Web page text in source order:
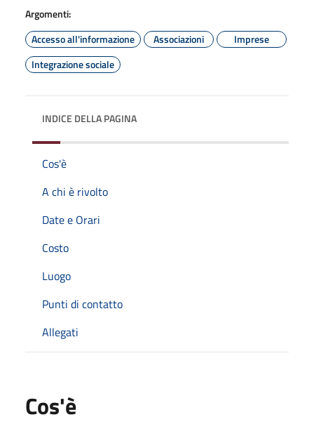
Argomenti:
Accesso all'informazione
Associazioni
Imprese
Integrazione sociale
INDICE DELLA PAGINA
Cos'è
A chi è rivolto
Date e Orari
Costo
Luogo
Punti di contatto
Allegati
Cos'è